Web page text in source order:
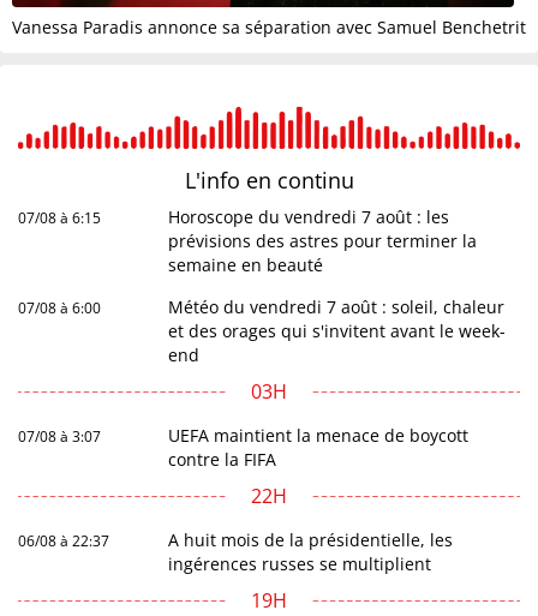
Vanessa Paradis annonce sa séparation avec Samuel Benchetrit
L'info en continu
07/08 à 6:15
Horoscope du vendredi 7 août : les
prévisions des astres pour terminer la
semaine en beauté
07/08 à 6:00
Météo du vendredi 7 août : soleil, chaleur
et des orages qui s'invitent avant le week-
end
03H
07/08 à 3:07
UEFA maintient la menace de boycott
contre la FIFA
22H
06/08 à 22:37
A huit mois de la présidentielle, les
ingérences russes se multiplient
19H